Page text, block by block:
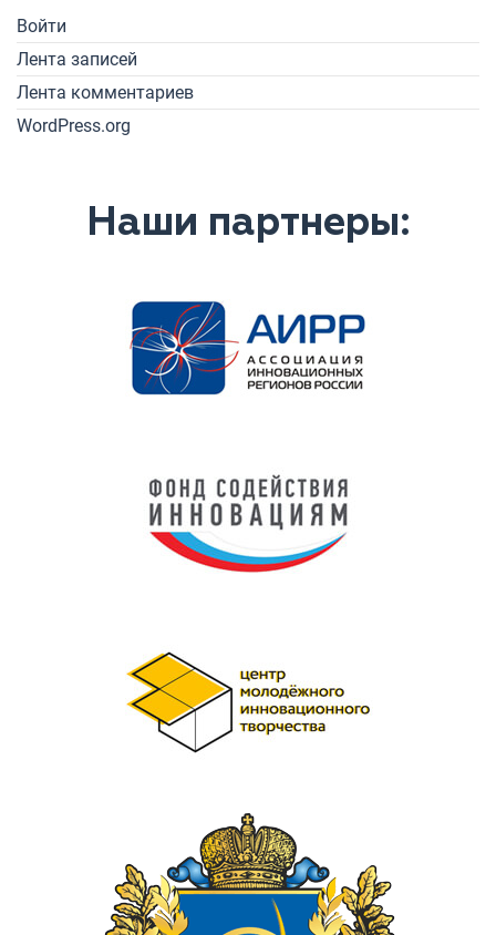
Войти
Лента записей
Лента комментариев
WordPress.org
Наши партнеры: